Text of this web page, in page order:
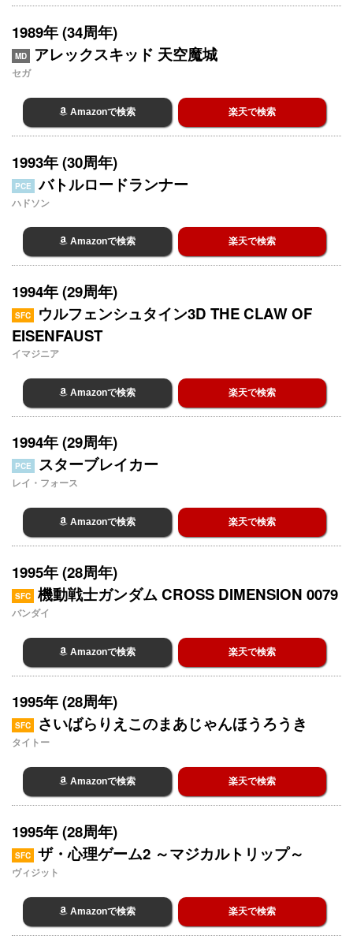
1989年 (34周年)
MD アレックスキッド 天空魔城
セガ
Amazonで検索 楽天で検索
1993年 (30周年)
PCE バトルロードランナー
ハドソン
Amazonで検索 楽天で検索
1994年 (29周年)
SFC
ウルフェンシュタイン3D THE CLAW OF
EISENFAUST
イマジニア
Amazonで検索 楽天で検索
1994年 (29周年)
PCE スターブレイカー
レイ・フォース
Amazonで検索 楽天で検索
1995年 (28周年)
SFC 機動戦士ガンダム CROSS DIMENSION 0079
バンダイ
Amazonで検索 楽天で検索
1995年 (28周年)
SFC さいばらりえこのまあじゃんほうろうき
タイトー
Amazonで検索 楽天で検索
1995年 (28周年)
SFC ザ・心理ゲーム2 ～マジカルトリップ～
ヴィジット
Amazonで検索 楽天で検索